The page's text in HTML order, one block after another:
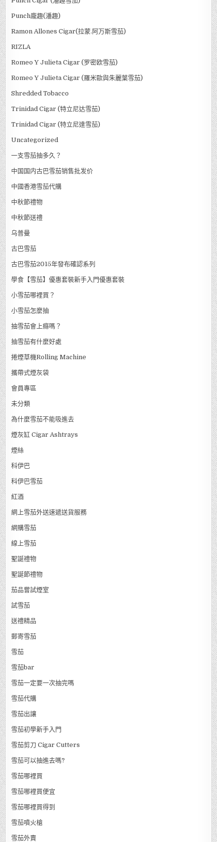
Punch龐趣(潘趣)
Ramon Allones Cigar(拉蒙.阿万斯雪茄)
RIZLA
Romeo Y Julieta Cigar (罗密欧雪茄)
Romeo Y Julieta Cigar (羅米歐與朱麗葉雪茄)
Shredded Tobacco
Trinidad Cigar (特立尼达雪茄)
Trinidad Cigar (特立尼達雪茄)
Uncategorized
一支雪茄抽多久？
中国国内古巴雪茄销售批发价
中國香港雪茄代購
中秋節禮物
中秋節送禮
乌普曼
古巴雪茄
古巴雪茄2015年發布確認系列
學食【雪茄】優惠套裝新手入門優惠套裝
小雪茄哪裡買？
小雪茄怎麼抽
抽雪茄會上癮嗎？
抽雪茄有什麼好處
捲煙草機Rolling Machine
攜帶式煙灰袋
會員專區
未分類
為什麼雪茄不能吸進去
煙灰缸 Cigar Ashtrays
煙絲
科伊巴
科伊巴雪茄
紅酒
網上雪茄外送速遞送貨服務
網購雪茄
線上雪茄
聖誕禮物
聖誕節禮物
茄品嘗試煙室
試雪茄
送禮精品
郵寄雪茄
雪茄
雪茄bar
雪茄一定要一次抽完嗎
雪茄代購
雪茄出讓
雪茄初學新手入門
雪茄剪刀 Cigar Cutters
雪茄可以抽進去嗎?
雪茄哪裡買
雪茄哪裡買便宜
雪茄哪裡買得到
雪茄噴火槍
雪茄外賣